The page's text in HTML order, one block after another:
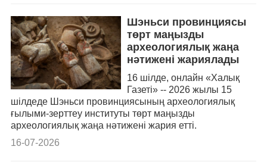
Шэньси провинциясы
төрт маңызды
археологиялық жаңа
нәтижені жариялады
16 шілде, онлайн «Халық
Газеті» -- 2026 жылы 15
шілдеде Шэньси провинциясының археологиялық
ғылыми-зерттеу институты төрт маңызды
археологиялық жаңа нәтижені жария етті.
16-07-2026